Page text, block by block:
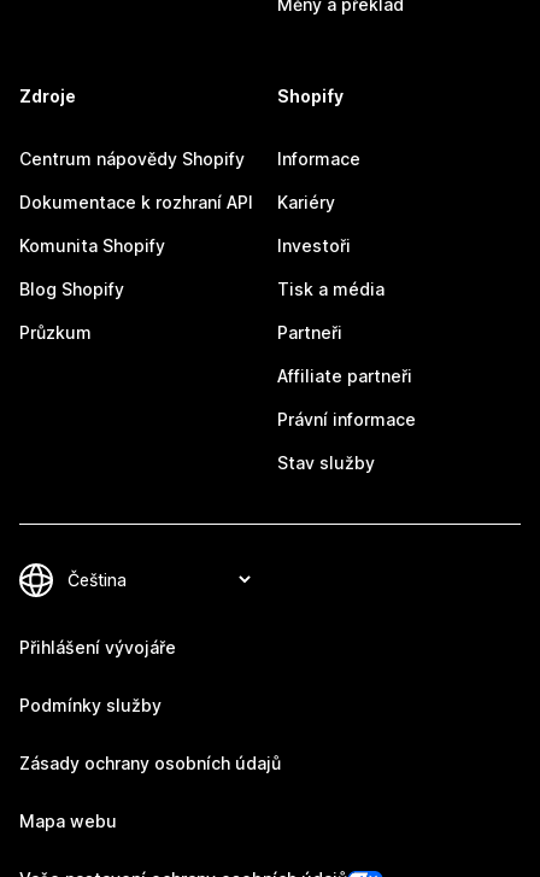
Měny a překlad
Zdroje
Centrum nápovědy Shopify
Dokumentace k rozhraní API
Komunita Shopify
Blog Shopify
Průzkum
Shopify
Informace
Kariéry
Investoři
Tisk a média
Partneři
Affiliate partneři
Právní informace
Stav služby
Přihlášení vývojáře
Podmínky služby
Zásady ochrany osobních údajů
Mapa webu